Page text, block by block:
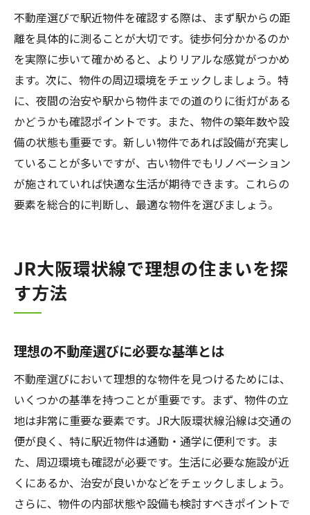
不動産選びで駅近物件を確認する際は、まず駅からの距
離を具体的に測ることが大切です。徒歩何分かかるのか
を実際に歩いて確かめると、よりリアルな感覚がつかめ
ます。次に、物件の周辺環境をチェックしましょう。特
に、夜間の治安や駅から物件までの道のりに街灯がある
かどうかも確認ポイントです。また、物件の築年数や設
備の状態も重要です。新しい物件であれば設備が充実し
ていることが多いですが、古い物件でもリノベーション
が施されていれば快適な生活が期待できます。これらの
要素を総合的に判断し、最適な物件を選びましょう。
JR大阪環状線で理想の住まいを探
す方法
理想の不動産選びに必要な基準とは
不動産選びにおいて理想的な物件を見つけるためには、
いくつかの基準を持つことが重要です。まず、物件の立
地は非常に重要な要素です。JR大阪環状線沿線は交通の
便が良く、特に駅近物件は通勤・通学に便利です。ま
た、周辺環境も確認が必要です。生活に必要な施設が近
くにあるか、治安が良いかなどをチェックしましょう。
さらに、物件の内部状態や設備も検討すべきポイントで